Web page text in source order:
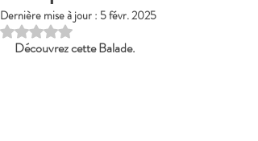
Dernière mise à jour : 5 févr. 2025
Noté NaN étoiles sur 5.
Découvrez cette Balade.